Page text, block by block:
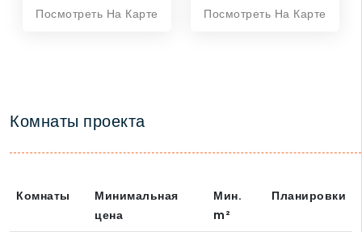
Посмотреть На Карте Посмотреть На Карте
Комнаты проекта
Комнаты
Минимальная
цена
Мин.
m²
Планировки